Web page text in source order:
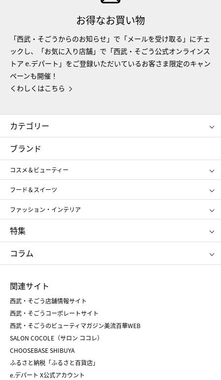
お得なお買い物
「西武・そごうからのお知らせ」で「メールを受け取る」にチェ
ックし、「お気に入り店舗」で「西武・そごう公式オンラインス
トア e.デパート」をご登録いただいているお客さま限定のキャン
ペーンも開催！
くわしくはこちら
カテゴリー
コスメ＆ビューティー
ギフト
レディース
メンズ
スポーツ・アウトドア
お中元
お歳暮
ブランド
コスメ＆ビューティー
SHISEIDO
ポール&ジョー ボーテ
ジルスチュアート
NARS
RMK
クリニーク
SK-Ⅱ
フード＆スイーツ
アンリ・シャルパンティエ
ゴディバ
新宿高野
たねや
ねんりん家
ファッション・インテリア
ポロ ラルフ ローレン
タケオ キクチ
ママ＆キッズ
シュタイフ
特集
お中元
ひな人形
五月人形
父の日
クリスマスケーキ
ホワイトデー
コラム
菓子折り
和菓子
人気のギフト
バレンタイン
ホワイトデー
おせち
フード
関連サイト
西武・そごう店舗情報サイト
西武・そごうコーポレートサイト
西武・そごうのビューティマガジン美流百華WEB
SALON COCOLE（サロン ココレ）
CHOOSEBASE SHIBUYA
ふるさと納税「ふるさと百貨店」
e.デパート X公式アカウント